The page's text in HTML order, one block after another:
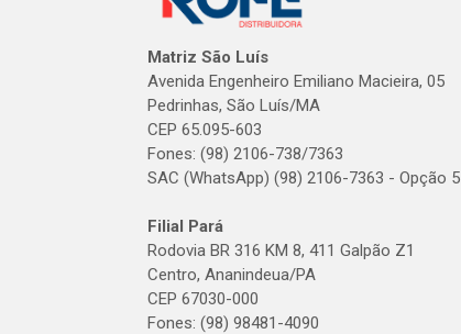
Matriz São Luís
Avenida Engenheiro Emiliano Macieira, 05
Pedrinhas, São Luís/MA
CEP 65.095-603
Fones: (98) 2106-738/7363
SAC (WhatsApp) (98) 2106-7363 - Opção 5
Filial Pará
Rodovia BR 316 KM 8, 411 Galpão Z1
Centro, Ananindeua/PA
CEP 67030-000
Fones: (98) 98481-4090